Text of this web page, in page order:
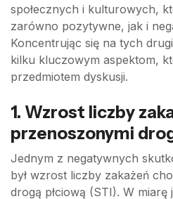
społecznych i kulturowych,
zarówno pozytywne, jak i
Koncentrując się na tych
kilku kluczowym aspektom,
przedmiotem dyskusji.
1. Wzrost liczby
przenoszonymi
Jednym z negatywnych
był wzrost liczby zakażeń
drogą płciową (STI). W miarę